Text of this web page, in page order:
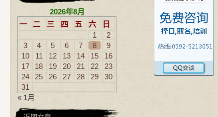
2026年8月
一
二 三 四 五 六
日
1
2
3
4 5 6 7 8
9
10
11 12 13 14 15
16
17
18 19 20 21 22
23
24
25 26 27 28 29
30
31
« 1月